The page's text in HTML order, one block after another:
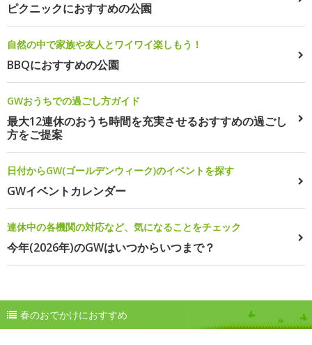
ピクニックにおすすめの公園
自然の中で家族や友人とワイワイ楽しもう！
BBQにおすすめの公園
GWおうちでの過ごし方ガイド
最大12連休のおうち時間を充実させるおすすめの過ごし
方をご提案
日付からGW(ゴールデンウィーク)のイベントを探す
GWイベントカレンダー
連休中の各機関の対応など、気になることをチェック
今年(2026年)のGWはいつからいつまで？
春のおでかけにおすすめ